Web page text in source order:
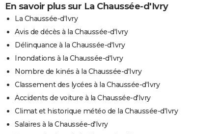
En savoir plus sur La Chaussée-d'Ivry
La Chaussée-d'Ivry
Avis de décès à la Chaussée-d'Ivry
Délinquance à la Chaussée-d'Ivry
Inondations à la Chaussée-d'Ivry
Nombre de kinés à la Chaussée-d'Ivry
Classement des lycées à la Chaussée-d'Ivry
Accidents de voiture à la Chaussée-d'Ivry
Climat et historique météo de la Chaussée-d'Ivry
Salaires à la Chaussée-d'Ivry